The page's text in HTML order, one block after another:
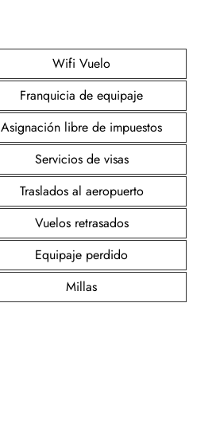
Wifi Vuelo
Franquicia de equipaje
Asignación libre de impuestos
Servicios de visas
Traslados al aeropuerto
Vuelos retrasados
Equipaje perdido
Millas